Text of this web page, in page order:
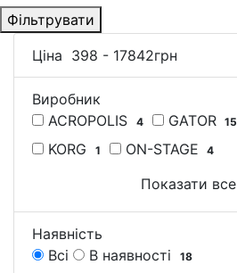
Фільтрувати
Ціна 398 - 17842грн
Виробник
ACROPOLIS
4 GATOR 15
KORG 1 ON-STAGE 4
Показати все
Наявність
Всі
В наявності 18